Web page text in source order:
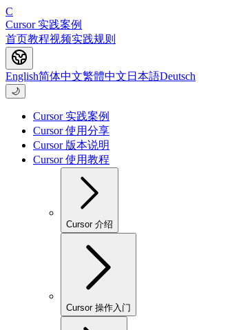
C
Cursor 实践案例
首页教程视频实践规则
English简体中文繁體中文 日本語Deutsch
🌙
Cursor 实践案例
Cursor 使用分享
Cursor 版本说明
Cursor 使用教程
Cursor 介绍
Cursor 操作入门